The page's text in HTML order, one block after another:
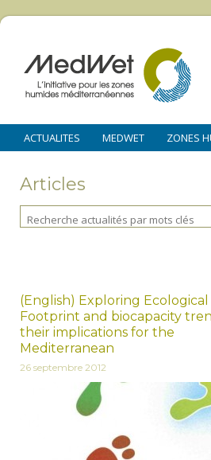
ACTUALITES MEDWET ZONES
Articles
(English) Exploring Ecological
Footprint and biocapacity
their implications for the
Mediterranean
26 septembre 2012